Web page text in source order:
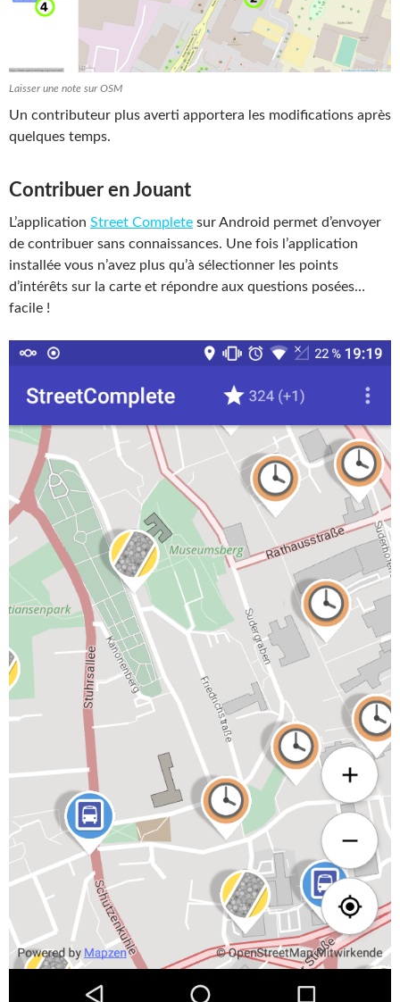
Laisser une note sur OSM
Un contributeur plus averti apportera les modifications après
quelques temps.
Contribuer en Jouant
L’application Street Complete sur Android permet d’envoyer
de contribuer sans connaissances. Une fois l’application
installée vous n’avez plus qu’à sélectionner les points
d’intérêts sur la carte et répondre aux questions posées…
facile !